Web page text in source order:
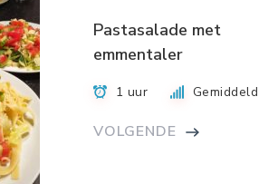
Pastasalade met
emmentaler
1 uur Gemiddeld
VOLGENDE